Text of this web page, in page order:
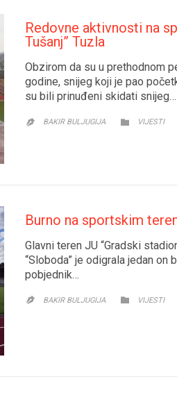
Redovne aktivnosti na
Tušanj” Tuzla
Obzirom da su u prethodnom
godine, snijeg koji je pao
su bili prinuđeni skidati snijeg…
 BAKIR BULJUGIJA  CATEGORY
VIJESTI
Burno na sportskim
Glavni teren JU “Gradski
“Sloboda” je odigrala jedan on
pobjednik…
 BAKIR BULJUGIJA  CATEGORY
VIJESTI